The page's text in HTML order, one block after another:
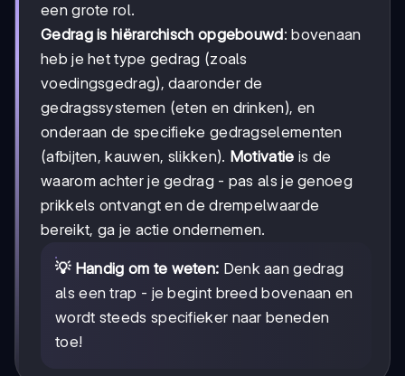
een grote rol.
Gedrag is hiërarchisch opgebouwd: bovenaan
heb je het type gedrag (zoals
voedingsgedrag), daaronder de
gedragssystemen (eten en drinken), en
onderaan de specifieke gedragselementen
(afbijten, kauwen, slikken). Motivatie is de
waarom achter je gedrag - pas als je genoeg
prikkels ontvangt en de drempelwaarde
bereikt, ga je actie ondernemen.
💡 Handig om te weten: Denk aan gedrag
als een trap - je begint breed bovenaan en
wordt steeds specifieker naar beneden
toe!